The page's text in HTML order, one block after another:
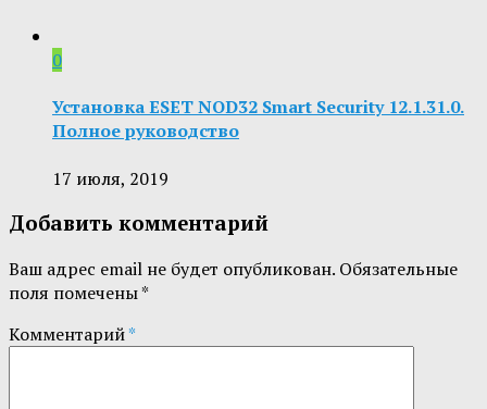
0
Установка ESET NOD32 Smart Security 12.1.31.0.
Полное руководство
17 июля, 2019
Добавить комментарий
Ваш адрес email не будет опубликован. Обязательные
поля помечены*
Комментарий*